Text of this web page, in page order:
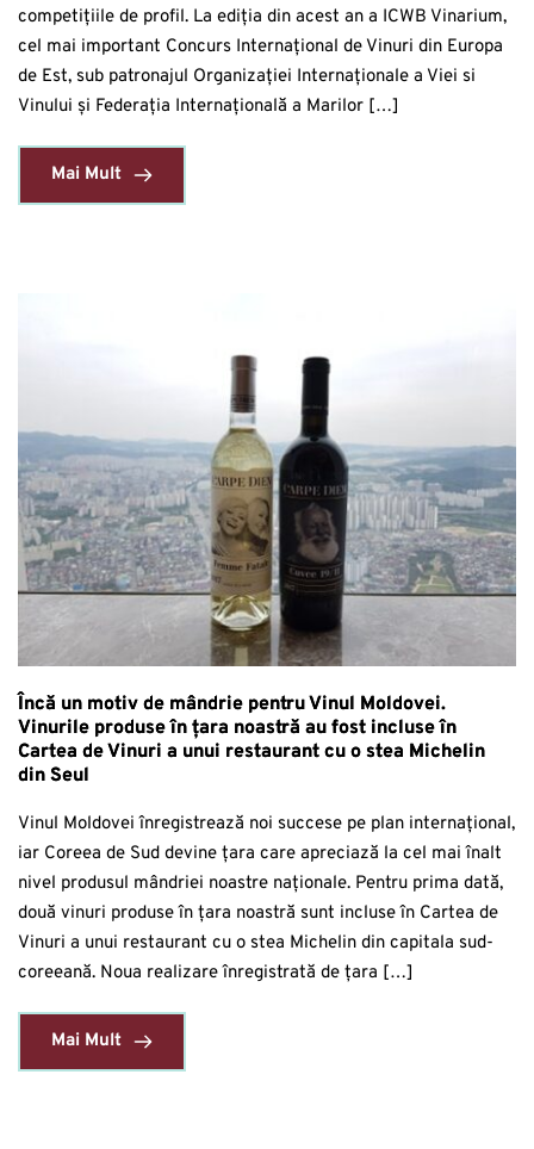
competițiile de profil. La ediția din acest an a ICWB Vinarium,
cel mai important Concurs Internațional de Vinuri din Europa
de Est, sub patronajul Organizației Internaționale a Viei si
Vinului și Federația Internațională a Marilor […]
Mai Mult
Încă un motiv de mândrie pentru Vinul Moldovei.
Vinurile produse în țara noastră au fost incluse în
Cartea de Vinuri a unui restaurant cu o stea Michelin
din Seul
Vinul Moldovei înregistrează noi succese pe plan internațional,
iar Coreea de Sud devine țara care apreciază la cel mai înalt
nivel produsul mândriei noastre naționale. Pentru prima dată,
două vinuri produse în țara noastră sunt incluse în Cartea de
Vinuri a unui restaurant cu o stea Michelin din capitala sud-
coreeană. Noua realizare înregistrată de țara […]
Mai Mult